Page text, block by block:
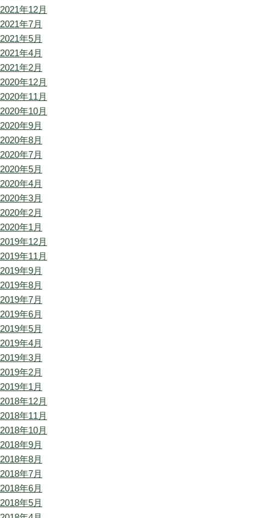
2021年12月
2021年7月
2021年5月
2021年4月
2021年2月
2020年12月
2020年11月
2020年10月
2020年9月
2020年8月
2020年7月
2020年5月
2020年4月
2020年3月
2020年2月
2020年1月
2019年12月
2019年11月
2019年9月
2019年8月
2019年7月
2019年6月
2019年5月
2019年4月
2019年3月
2019年2月
2019年1月
2018年12月
2018年11月
2018年10月
2018年9月
2018年8月
2018年7月
2018年6月
2018年5月